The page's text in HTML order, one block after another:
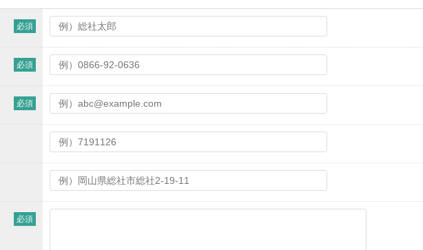
必須
必須
必須
必須